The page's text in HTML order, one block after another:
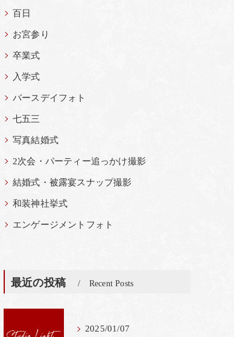
百日
お宮参り
卒業式
入学式
バースデイフォト
七五三
写真結婚式
2次会・パーティー追っかけ撮影
結婚式・被露宴スナップ撮影
和装神社挙式
エンゲージメントフォト
最近の投稿 Recent Posts
2025/01/07